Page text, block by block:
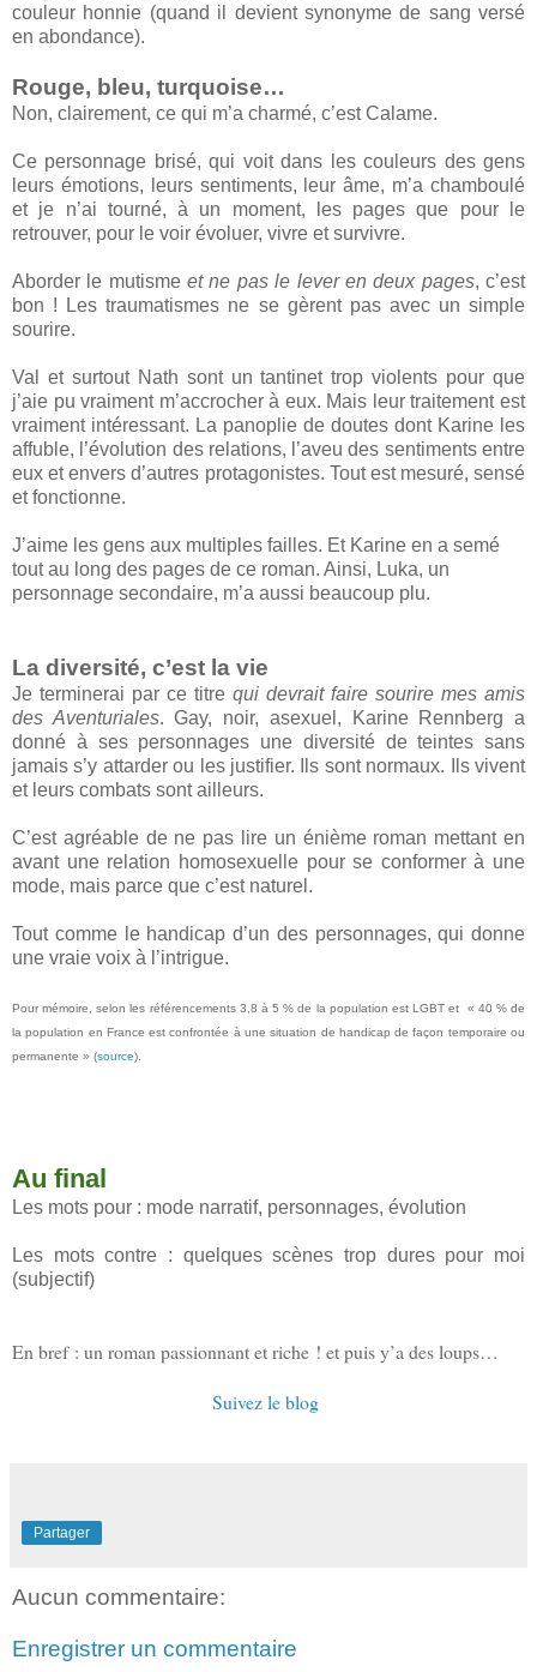
couleur honnie (quand il devient synonyme de sang versé
en abondance).
Rouge, bleu, turquoise…
Non, clairement, ce qui m’a charmé, c’est Calame.
Ce personnage brisé, qui voit dans les couleurs des gens
leurs émotions, leurs sentiments, leur âme, m’a chamboulé
et je n’ai tourné, à un moment, les pages que pour le
retrouver, pour le voir évoluer, vivre et survivre.
Aborder le mutismeet ne pas le lever en deux pages, c’est
bon ! Les traumatismes ne se gèrent pas avec un simple
sourire.
Val et surtout Nath sont un tantinet trop violents pour que
j’aie pu vraiment m’accrocher à eux. Mais leur traitement est
vraiment intéressant. La panoplie de doutes dont Karine les
affuble, l’évolution des relations, l’aveu des sentiments entre
eux et envers d’autres protagonistes. Tout est mesuré, sensé
et fonctionne.
J’aime les gens aux multiples failles. Et Karine en a semé
tout au long des pages de ce roman. Ainsi, Luka, un
personnage secondaire, m’a aussi beaucoup plu.
La diversité, c’est la vie
Je terminerai par ce titre qui devrait faire sourire mes amis
des Aventuriales. Gay, noir, asexuel, Karine Rennberg a
donné à ses personnages une diversité de teintes sans
jamais s’y attarder ou les justifier. Ils sont normaux. Ils vivent
et leurs combats sont ailleurs.
C’est agréable de ne pas lire un énième roman mettant en
avant une relation homosexuelle pour se conformer à une
mode, mais parce que c’est naturel.
Tout comme le handicap d’un des personnages, qui donne
une vraie voix à l’intrigue.
Pour mémoire, selon les référencements 3,8 à 5 % de la population est LGBT et « 40 % de
la population en France est confrontée à une situation de handicap de façon temporaire ou
permanente » (source).
Au final
Les mots pour : mode narratif, personnages, évolution
Les mots contre : quelques scènes trop dures pour moi
(subjectif)
En bref : un roman passionnant et riche ! et puis y’a des loups…
Suivez le blog
Partager
Aucun commentaire:
Enregistrer un commentaire